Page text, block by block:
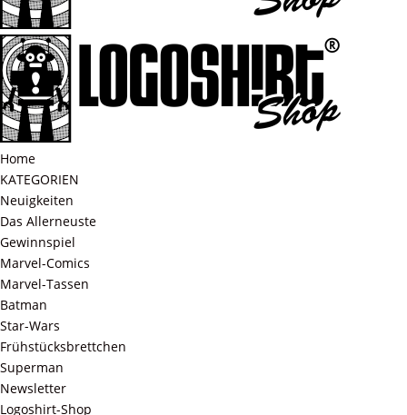
Home
KATEGORIEN
Neuigkeiten
Das Allerneuste
Gewinnspiel
Marvel-Comics
Marvel-Tassen
Batman
Star-Wars
Frühstücksbrettchen
Superman
Newsletter
Logoshirt-Shop